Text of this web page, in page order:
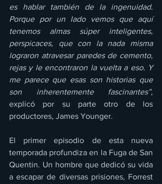
es hablar también de la ingenuidad.
Porque por un lado vemos que aquí
tenemos almas súper inteligentes,
perspicaces, que con la nada misma
lograron atravesar paredes de cemento,
rejas y le encontraron la vuelta a eso. Y
me parece que esas son historias que
son inherentemente fascinantes”,
explicó por su parte otro de los
productores, James Younger.
El primer episodio de esta nueva
temporada profundiza en la Fuga de San
Quentin. Un hombre que dedicó su vida
a escapar de diversas prisiones, Forrest